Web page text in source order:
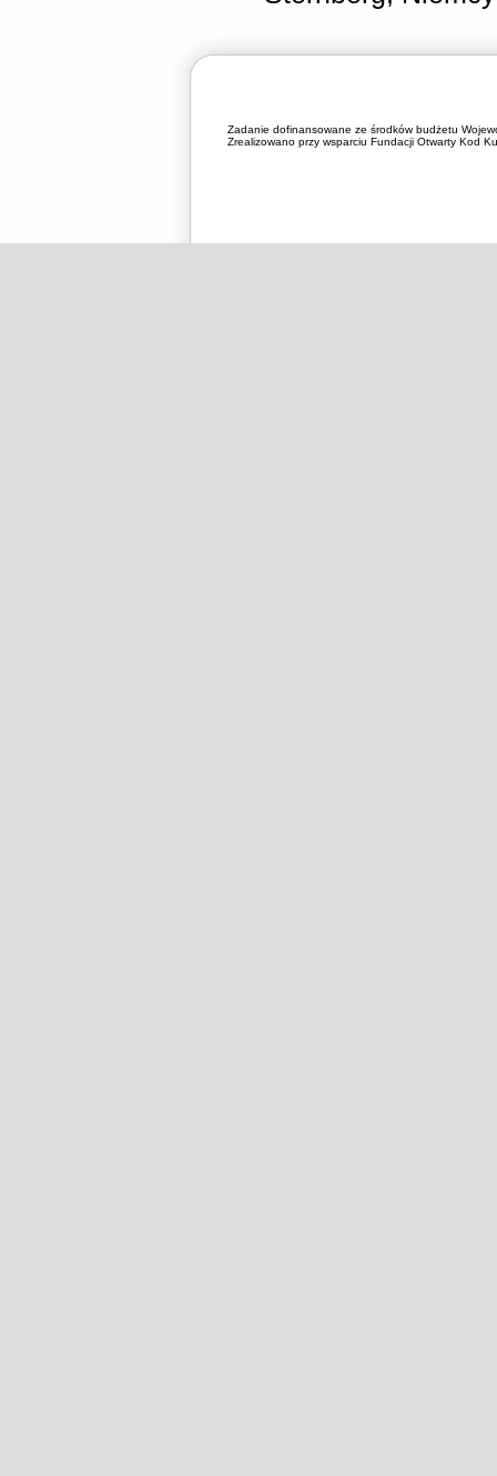
Zadanie dofinansowane ze środków budżetu
Zrealizowano przy wsparciu Fundacji Otwarty Kod